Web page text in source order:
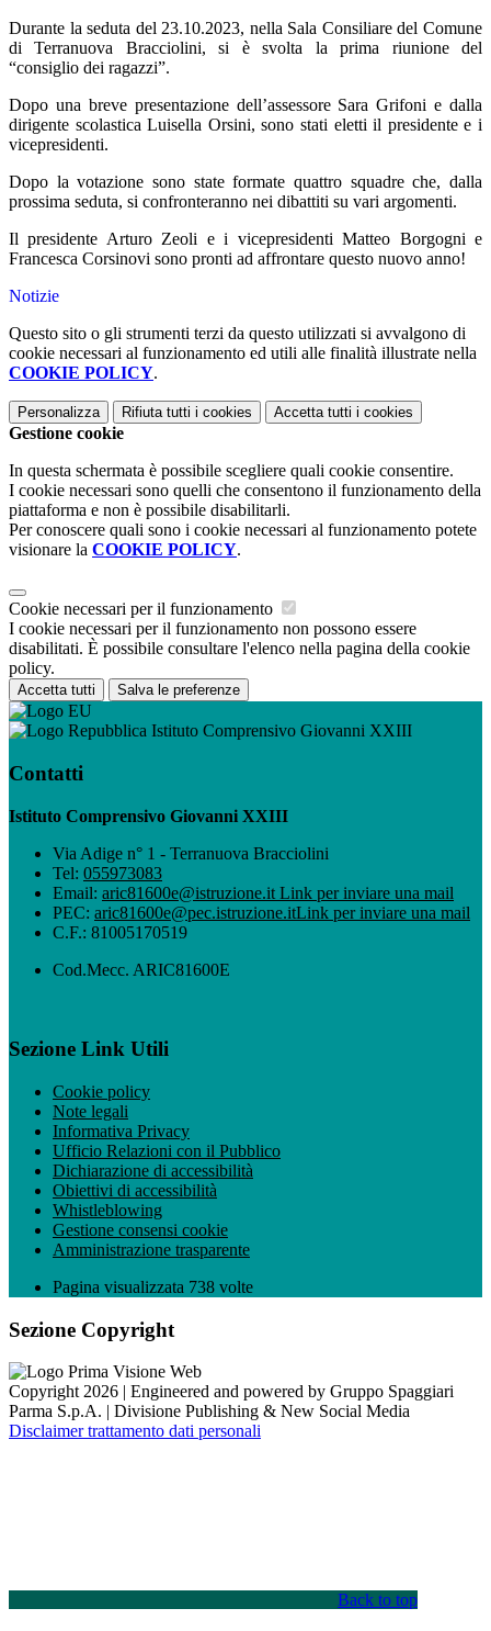
Durante la seduta del 23.10.2023, nella Sala Consiliare del Comune
di Terranuova Bracciolini, si è svolta la prima riunione del
“consiglio dei ragazzi”.
Dopo una breve presentazione dell’assessore Sara Grifoni e dalla
dirigente scolastica Luisella Orsini, sono stati eletti il presidente e i
vicepresidenti.
Dopo la votazione sono state formate quattro squadre che, dalla
prossima seduta, si confronteranno nei dibattiti su vari argomenti.
Il presidente Arturo Zeoli e i vicepresidenti Matteo Borgogni e
Francesca Corsinovi sono pronti ad affrontare questo nuovo anno!
Notizie
Questo sito o gli strumenti terzi da questo utilizzati si avvalgono di
cookie necessari al funzionamento ed utili alle finalità illustrate nella
COOKIE POLICY.
Personalizza Rifiuta tutti i cookies Accetta tutti i cookies
Gestione cookie
In questa schermata è possibile scegliere quali cookie consentire.
I cookie necessari sono quelli che consentono il funzionamento della
piattaforma e non è possibile disabilitarli.
Per conoscere quali sono i cookie necessari al funzionamento potete
visionare la COOKIE POLICY.
Cookie necessari per il funzionamento
I cookie necessari per il funzionamento non possono essere
disabilitati. È possibile consultare l'elenco nella pagina della cookie
policy.
Accetta tutti Salva le preferenze
Istituto Comprensivo Giovanni XXIII
Contatti
Istituto Comprensivo Giovanni XXIII
Via Adige n° 1 - Terranuova Bracciolini
Tel: 055973083
Email: aric81600e@istruzione.it Link per inviare una mail
PEC: aric81600e@pec.istruzione.itLink per inviare una mail
C.F.: 81005170519
Cod.Mecc. ARIC81600E
Sezione Link Utili
Cookie policy
Note legali
Informativa Privacy
Ufficio Relazioni con il Pubblico
Dichiarazione di accessibilità
Obiettivi di accessibilità
Whistleblowing
Gestione consensi cookie
Amministrazione trasparente
Pagina visualizzata 738 volte
Sezione Copyright
Copyright 2026 | Engineered and powered by Gruppo Spaggiari
Parma S.p.A. | Divisione Publishing & New Social Media
Disclaimer trattamento dati personali
Back to top